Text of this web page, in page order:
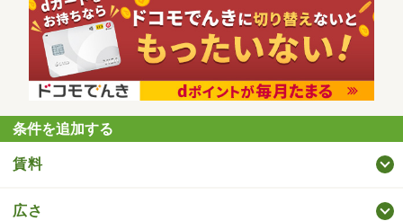
条件を追加する
賃料
広さ